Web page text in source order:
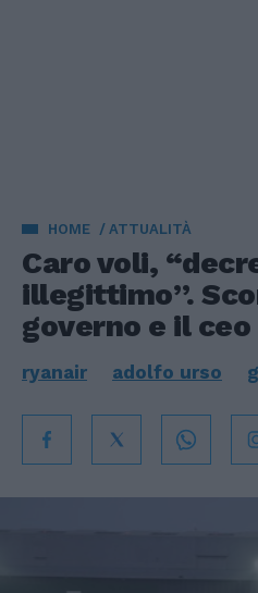
HOME ATTUALITÀ
Caro voli,
illegittimo”.
governo e il
ryanair adolfo urso